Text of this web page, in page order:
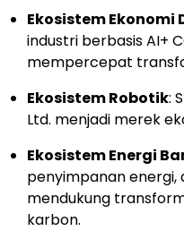
Ekosistem Ekonomi
industri berbasis AI+
mempercepat
Ekosistem Robotik:
Ltd. menjadi merek
Ekosistem Energi
penyimpanan energi,
mendukung
karbon.